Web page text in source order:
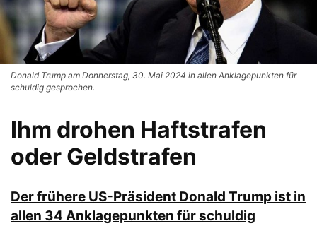
Donald Trump am Donnerstag, 30. Mai 2024 in allen Anklagepunkten für
schuldig gesprochen.
Ihm drohen Haftstrafen
oder Geldstrafen
Der frühere US-Präsident Donald Trump ist in
allen 34 Anklagepunkten für schuldig